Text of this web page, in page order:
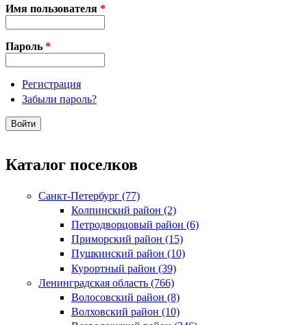
Имя пользователя *
Пароль *
Регистрация
Забыли пароль?
Каталог поселков
Санкт-Петербург (77)
Колпинский район (2)
Петродворцовый район (6)
Приморский район (15)
Пушкинский район (10)
Курортный район (39)
Ленинградская область (766)
Волосовский район (8)
Волховский район (10)